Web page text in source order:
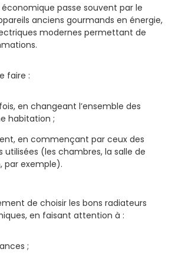
passe souvent par le
anciens gourmands en énergie,
modernes permettant de
faire :
en changeant l’ensemble des
habitation ;
en commençant par ceux des
utilisées (les chambres, la salle de
par exemple).
de choisir les bons radiateurs
en faisant attention à :
;